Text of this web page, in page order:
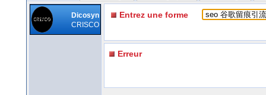
Dicosyn
CRISCO
Entrez une forme
Erreur